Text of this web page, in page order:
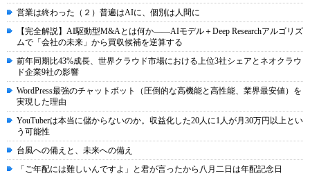
営業は終わった（２）普遍はAIに、個別は人間に
【完全解説】AI駆動型M&Aとは何か――AIモデル＋Deep Researchアルゴリズ
ムで「会社の未来」から買収候補を逆算する
前年同期比43%成長、世界クラウド市場における上位3社シェアとネオクラウ
ド企業9社の影響
WordPress最強のチャットボット（圧倒的な高機能と高性能、業界最安値）を
実現した理由
YouTuberは本当に儲からないのか。収益化した20人に1人が月30万円以上とい
う可能性
台風への備えと、未来への備え
「ご年配には難しいんですよ」と君が言ったから八月二日は年配記念日